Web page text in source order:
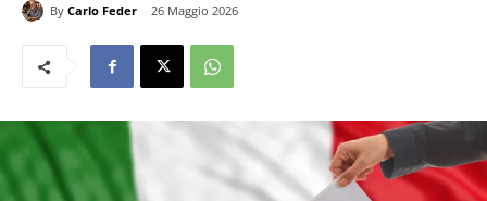
By Carlo Feder 26 Maggio 2026